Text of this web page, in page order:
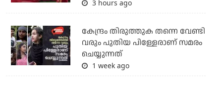
3 hours ago
കേന്ദ്രം തിരുത്തുക തന്നെ വേണ്ടി
വരും പുതിയ പിള്ളേരാണ് സമരം
ചെയ്യുന്നത്
1 week ago